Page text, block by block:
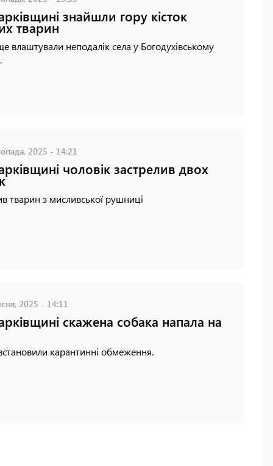
знайшли гору кісток
тварин
влаштували неподалік села у Богодухівському
2025 - 14:21
чоловік застрелив двох
тварин з мисливської рушниці
2025 - 14:11
скажена собака напала на
карантинні обмеження.